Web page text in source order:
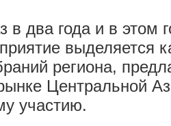
в два года и в этом
выделяется
региона,
Центральной
участию.